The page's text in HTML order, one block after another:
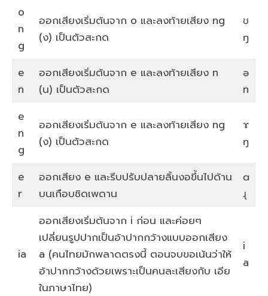
o
n
g
ออกเสียงเริ่มต้นจาก o และลงท้ายเสียง ng
(ง) เป็นตัวสะกด
ʊ
ŋ
e
n
ออกเสียงเริ่มต้นจาก e และลงท้ายเสียง n
(น) เป็นตัวสะกด
ə
n
e
n
g
ออกเสียงเริ่มต้นจาก e และลงท้ายเสียง ng
(ง) เป็นตัวสะกด
ɤ
ŋ
e
r
ออกเสียง e และรีบปรับปลายลิ้นงอขึ้นไปด้าน
บนเกือบชิดเพดาน
ɑ
ɻ
ia
ออกเสียงเริ่มต้นจาก i ก่อน และค่อยๆ
เปลี่ยนรูปปากเป็นอ้าปากกว้างแบบออกเสียง
a (คนไทยมักพลาดตรงนี้ ตอนจบขอเน้นว่าให้
อ้าปากกว้างด้วยเพราะเป็นคนละเสียงกับ เอีย
ในภาษาไทย)
i
a